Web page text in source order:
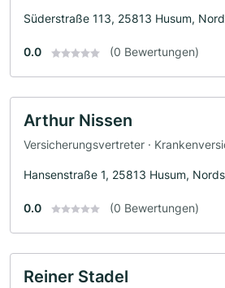
Süderstraße 113, 25813 Husum,
0.0 (0 Bewertungen)
Arthur Nissen
Versicherungsvertreter ·
Hansenstraße 1, 25813 Husum,
0.0 (0 Bewertungen)
Reiner Stadel